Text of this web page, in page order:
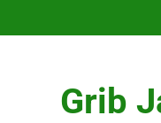
Grib